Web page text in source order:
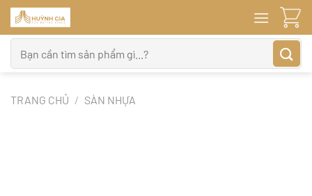
Bỏ
qua
nội
dung
kiếm:
TRANG CHỦ / SÀN NHỰA